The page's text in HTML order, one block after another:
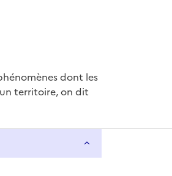
dont les
territoire, on dit